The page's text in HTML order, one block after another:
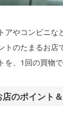
アやコンビニ
トのたまるお店
を、1回の買物
のポイント＆